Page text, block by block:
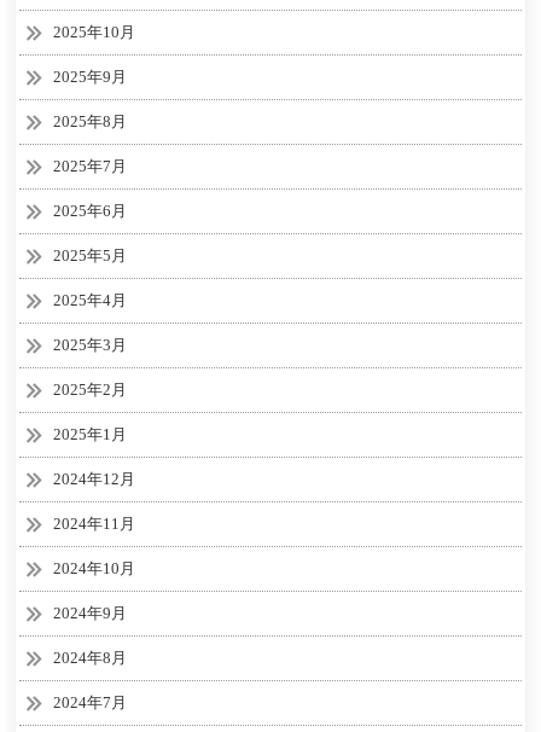
2025年10月
2025年9月
2025年8月
2025年7月
2025年6月
2025年5月
2025年4月
2025年3月
2025年2月
2025年1月
2024年12月
2024年11月
2024年10月
2024年9月
2024年8月
2024年7月